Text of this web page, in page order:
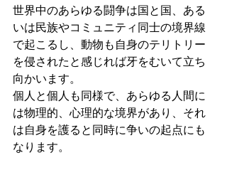
世界中のあらゆる闘争は国と国、ある
いは民族やコミュニティ同士の境界線
で起こるし、動物も自身のテリトリー
を侵されたと感じれば牙をむいて立ち
向かいます。
個人と個人も同様で、あらゆる人間に
は物理的、心理的な境界があり、それ
は自身を護ると同時に争いの起点にも
なります。